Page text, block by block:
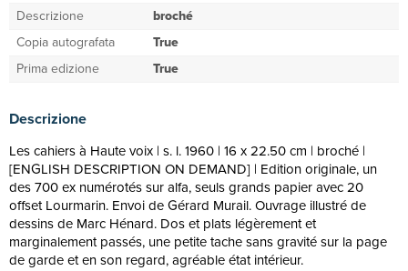
Descrizione
broché
Copia autografata
True
Prima edizione
True
Descrizione
Les cahiers à Haute voix | s. l. 1960 | 16 x 22.50 cm | broché |
[ENGLISH DESCRIPTION ON DEMAND] | Edition originale, un
des 700 ex numérotés sur alfa, seuls grands papier avec 20
offset Lourmarin. Envoi de Gérard Murail. Ouvrage illustré de
dessins de Marc Hénard. Dos et plats légèrement et
marginalement passés, une petite tache sans gravité sur la page
de garde et en son regard, agréable état intérieur.